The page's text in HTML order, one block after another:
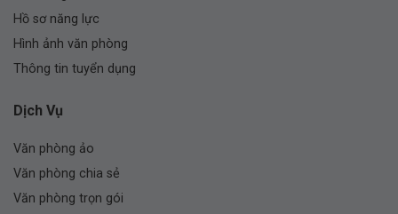
Hồ sơ năng lực
Hình ảnh văn phòng
Thông tin tuyển dụng
Dịch Vụ
Văn phòng ảo
Văn phòng chia sẻ
Văn phòng trọn gói